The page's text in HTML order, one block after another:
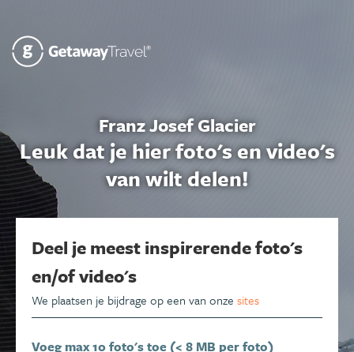
Franz Josef Glacier
Leuk dat je hier foto's en video's
van wilt delen!
Deel je meest inspirerende foto's
en/of video's
We plaatsen je bijdrage op een van onze sites
Voeg max 10 foto's toe (< 8 MB per foto)